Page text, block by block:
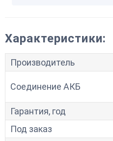
Характеристики:
Производитель
Соединение АКБ
Гарантия, год
Под заказ